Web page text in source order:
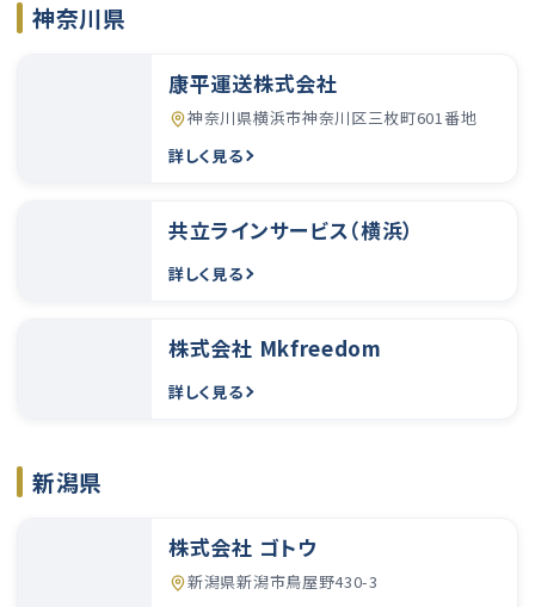
神奈川県
康平運送株式会社
神奈川県横浜市神奈川区三枚町601番地
詳しく見る
共立ラインサービス（横浜）
詳しく見る
株式会社 Mkfreedom
詳しく見る
新潟県
株式会社 ゴトウ
新潟県新潟市鳥屋野430-3